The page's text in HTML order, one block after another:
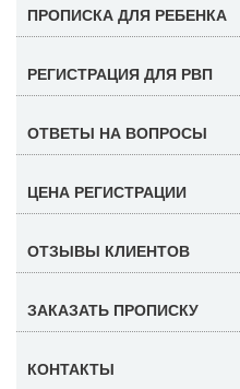
ПРОПИСКА ДЛЯ РЕБЕНКА
РЕГИСТРАЦИЯ ДЛЯ РВП
ОТВЕТЫ НА ВОПРОСЫ
ЦЕНА РЕГИСТРАЦИИ
ОТЗЫВЫ КЛИЕНТОВ
ЗАКАЗАТЬ ПРОПИСКУ
КОНТАКТЫ